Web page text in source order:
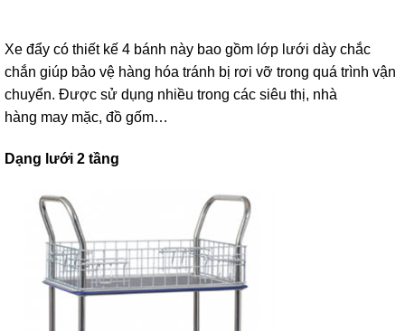
Xe đẩy có thiết kế 4 bánh này bao gồm lớp lưới dày chắc
chắn giúp bảo vệ hàng hóa tránh bị rơi vỡ trong quá trình vận
chuyển. Được sử dụng nhiều trong các siêu thị, nhà
hàng may mặc, đồ gốm…
Dạng lưới 2 tầng